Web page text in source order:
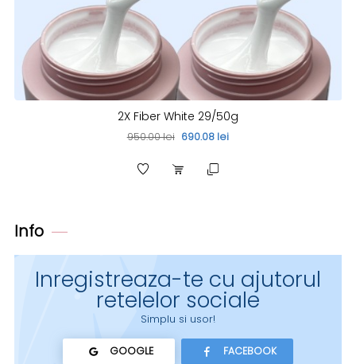
2X Fiber White 29/50g
950.00 lei 690.08 lei
Info
Inregistreaza-te cu ajutorul
retelelor sociale
Simplu si usor!
GOOGLE FACEBOOK